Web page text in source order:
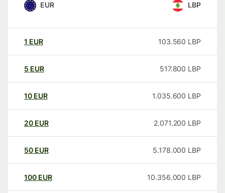
EUR LBP
1 EUR 103.560 LBP
5 EUR 517.800 LBP
10 EUR 1.035.600 LBP
20 EUR 2.071.200 LBP
50 EUR 5.178.000 LBP
100 EUR 10.356.000 LBP